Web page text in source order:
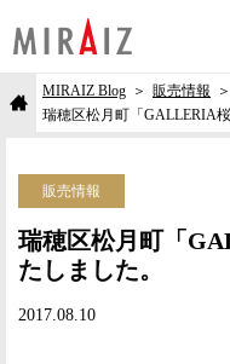
MIRAIZ Blog
販売情報
瑞穂区松月町「GALLERIA
販売情報
瑞穂区松月町「
たしました。
2017.08.10